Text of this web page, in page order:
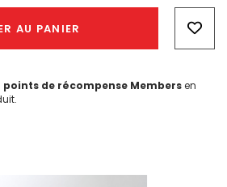
AU PANIER
points de récompense Membersen